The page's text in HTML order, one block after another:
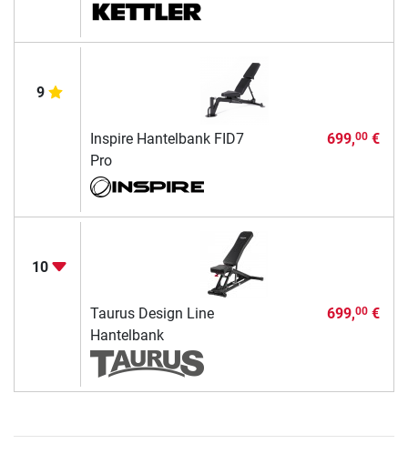
9
Inspire Hantelbank FID7
Pro
699,00€
10
Taurus Design Line
Hantelbank
699,00€